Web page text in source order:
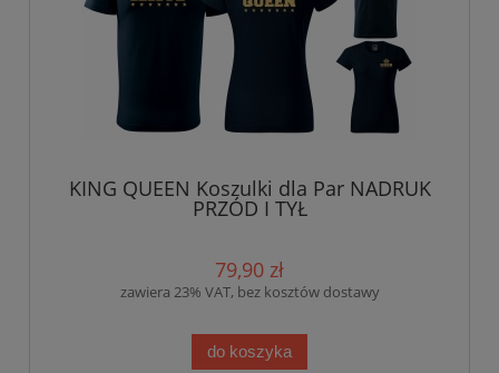
KING QUEEN Koszulki dla Par NADRUK
PRZÓD I TYŁ
79,90 zł
zawiera 23% VAT, bez kosztów dostawy
do koszyka